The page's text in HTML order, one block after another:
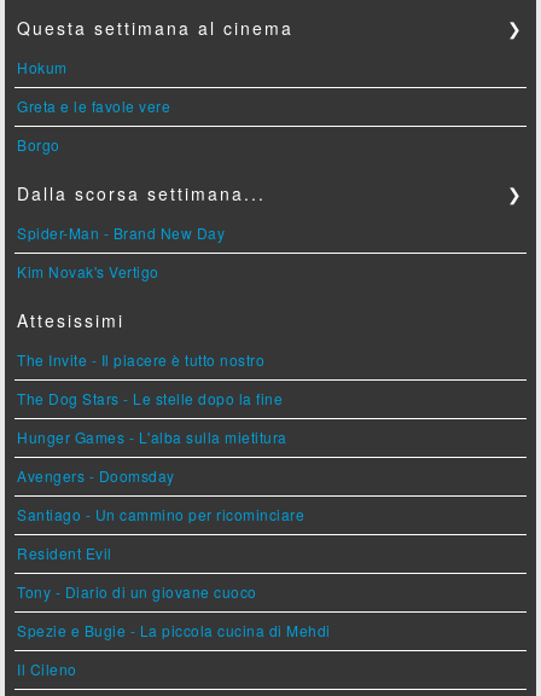
Questa settimana al cinema ❯
Hokum
Greta e le favole vere
Borgo
Dalla scorsa settimana... ❯
Spider-Man - Brand New Day
Kim Novak's Vertigo
Attesissimi
The Invite - Il piacere è tutto nostro
The Dog Stars - Le stelle dopo la fine
Hunger Games - L'alba sulla mietitura
Avengers - Doomsday
Santiago - Un cammino per ricominciare
Resident Evil
Tony - Diario di un giovane cuoco
Spezie e Bugie - La piccola cucina di Mehdi
Il Cileno